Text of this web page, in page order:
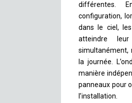
différentes.
configuration,
dans le ciel,
atteindre leur
simultanément,
la journée.
manière
panneaux pour
l’installation.